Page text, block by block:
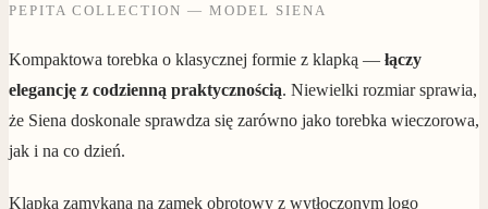
PEPITA COLLECTION — MODEL SIENA
Kompaktowa torebka o klasycznej formie z klapką — łączy
elegancję z codzienną praktycznością. Niewielki rozmiar sprawia,
że Siena doskonale sprawdza się zarówno jako torebka wieczorowa,
jak i na co dzień.
Klapka zamykana na zamek obrotowy z wytłoczonym logo